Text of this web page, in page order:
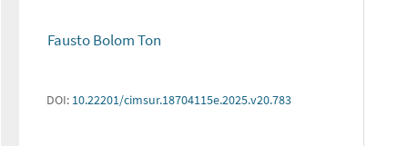
Fausto Bolom Ton
DOI: 10.22201/cimsur.18704115e.2025.v20.783